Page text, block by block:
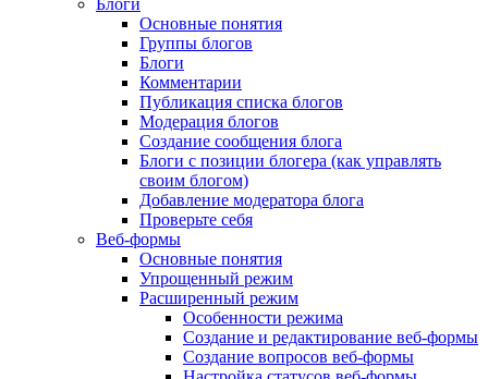
Блоги
Основные понятия
Группы блогов
Блоги
Комментарии
Публикация списка блогов
Модерация блогов
Создание сообщения блога
Блоги с позиции блогера (как управлять
своим блогом)
Добавление модератора блога
Проверьте себя
Веб-формы
Основные понятия
Упрощенный режим
Расширенный режим
Особенности режима
Создание и редактирование веб-формы
Создание вопросов веб-формы